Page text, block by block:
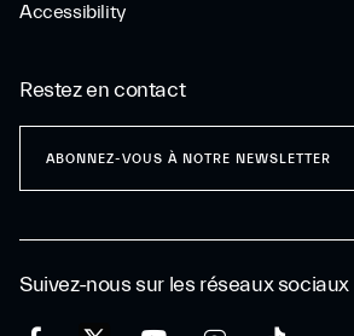
Accessibility
Suivez-nous sur les réseaux sociaux
Restez en contact
ABONNEZ-VOUS À NOTRE NEWSLETTER